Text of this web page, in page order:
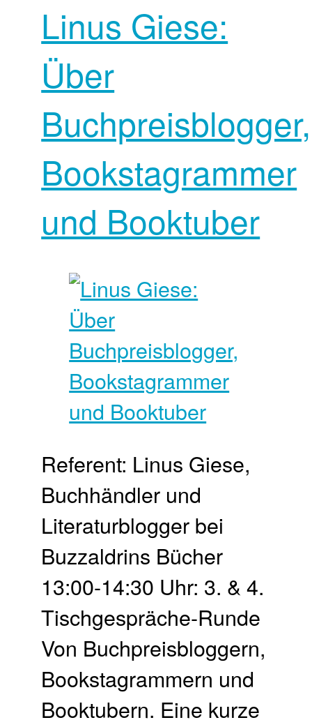
Linus Giese:
Über
Buchpreisblogger,
Bookstagrammer
und Booktuber
Referent: Linus Giese,
Buchhändler und
Literaturblogger bei
Buzzaldrins Bücher
13:00-14:30 Uhr: 3. & 4.
Tischgespräche-Runde
Von Buchpreisbloggern,
Bookstagrammern und
Booktubern. Eine kurze